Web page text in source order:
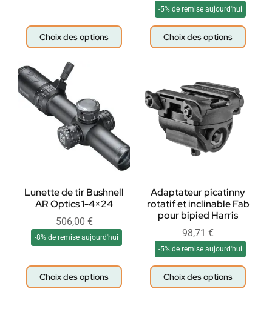
Choix des options
-5% de remise aujourd'hui
Choix des options
Lunette de tir Bushnell
AR Optics 1-4×24
506,00 €
-8% de remise aujourd'hui
Choix des options
Adaptateur picatinny
rotatif et inclinable Fab
pour bipied Harris
98,71 €
-5% de remise aujourd'hui
Choix des options